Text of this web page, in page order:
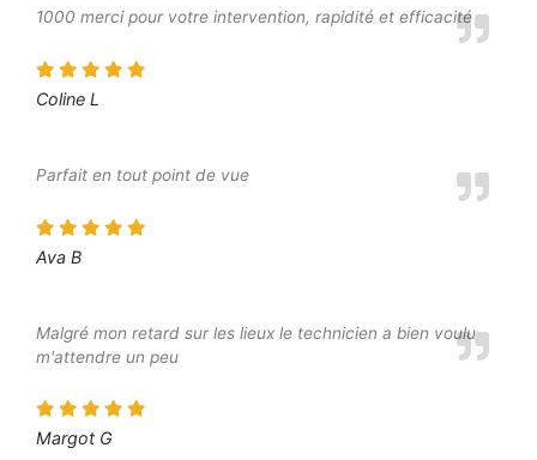
1000 merci pour votre intervention, rapidité et efficacité
Coline L
Parfait en tout point de vue
Ava B
Malgré mon retard sur les lieux le technicien a bien voulu
m'attendre un peu
Margot G